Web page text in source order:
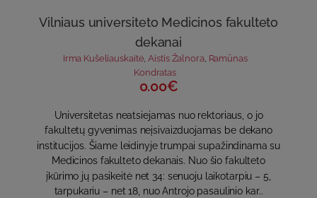
Vilniaus universiteto Medicinos fakulteto
dekanai
Irma Kušeliauskaitė,Aistis Žalnora, Ramūnas
Kondratas
0.00€
Universitetas neatsiejamas nuo rektoriaus, o jo
fakultetų gyvenimas neįsivaizduojamas be dekano
institucijos. Šiame leidinyje trumpai supažindinama su
Medicinos fakulteto dekanais. Nuo šio fakulteto
įkūrimo jų pasikeitė net 34: senuoju laikotarpiu – 5,
tarpukariu – net 18, nuo Antrojo pasaulinio kar..